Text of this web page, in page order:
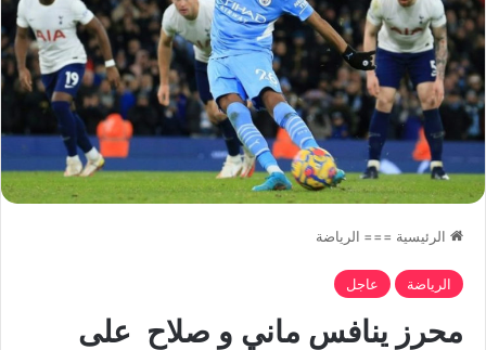
الرئيسية === الرياضة
الرياضة عاجل
محرز ينافس ماني و صلاح على